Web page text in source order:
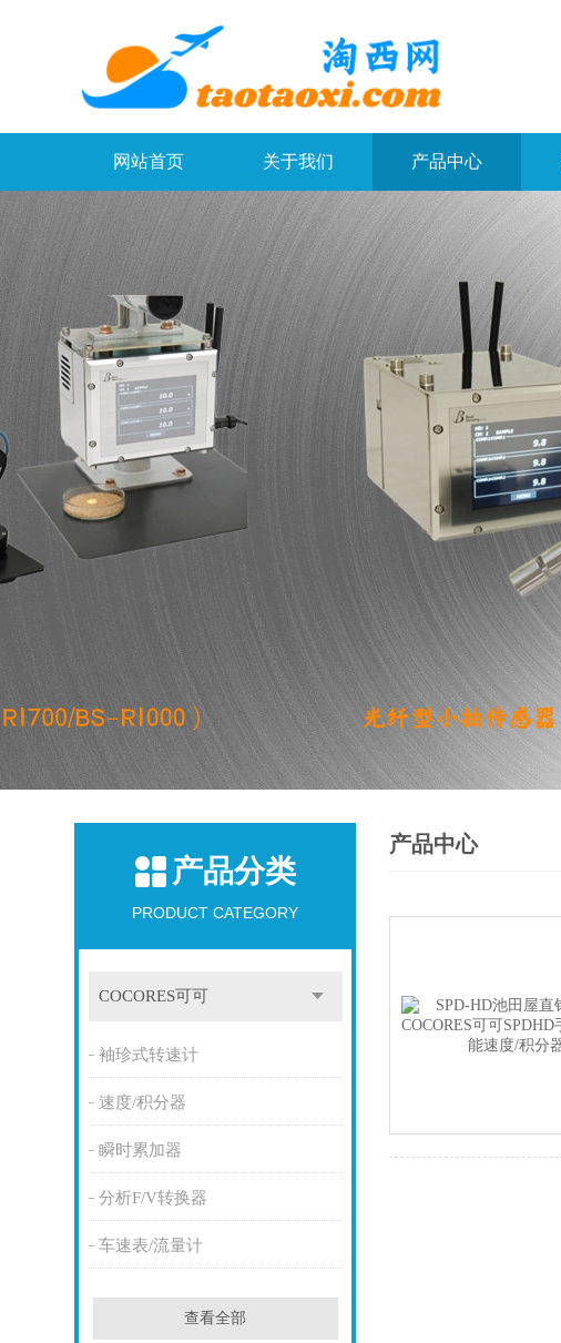
网站首页 关于我们 产品中心
产品分类
PRODUCT CATEGORY
COCORES可可
袖珍式转速计
速度/积分器
瞬时累加器
分析F/V转换器
车速表/流量计
查看全部
产品中心